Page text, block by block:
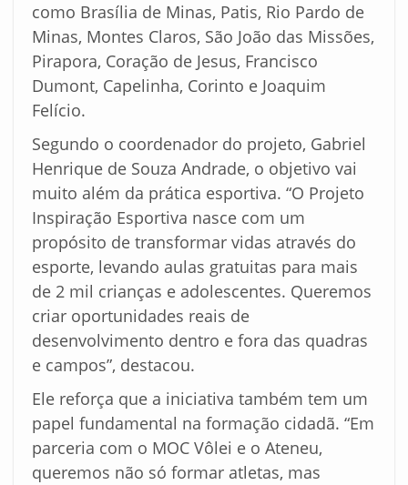
como Brasília de Minas, Patis, Rio Pardo de
Minas, Montes Claros, São João das Missões,
Pirapora, Coração de Jesus, Francisco
Dumont, Capelinha, Corinto e Joaquim
Felício.
Segundo o coordenador do projeto, Gabriel
Henrique de Souza Andrade, o objetivo vai
muito além da prática esportiva. “O Projeto
Inspiração Esportiva nasce com um
propósito de transformar vidas através do
esporte, levando aulas gratuitas para mais
de 2 mil crianças e adolescentes. Queremos
criar oportunidades reais de
desenvolvimento dentro e fora das quadras
e campos”, destacou.
Ele reforça que a iniciativa também tem um
papel fundamental na formação cidadã. “Em
parceria com o MOC Vôlei e o Ateneu,
queremos não só formar atletas, mas